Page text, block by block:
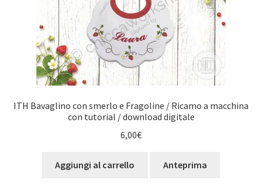
ITH Bavaglino con smerlo e Fragoline / Ricamo a macchina
con tutorial / download digitale
6,00€
Aggiungi al carrello Anteprima